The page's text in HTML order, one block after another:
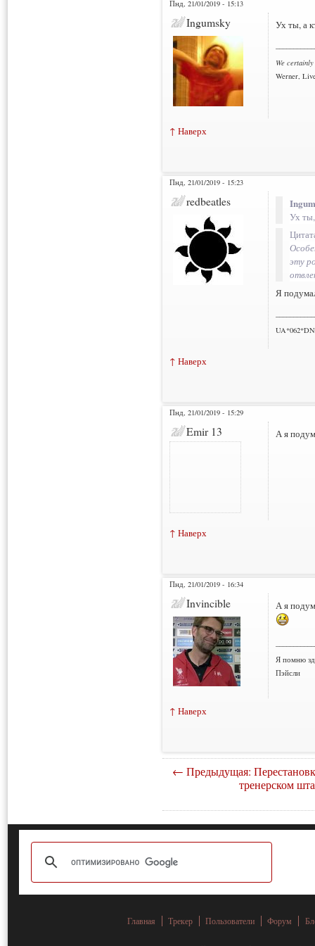
Пнд, 21/01/2019 - 15:13
Ingumsky Ух ты, а
We
Werner,
↑ Наверх
Пнд, 21/01/2019 - 15:23
redbeatles
Ух
эту
Я
UA*062*DN
↑ Наверх
Пнд, 21/01/2019 - 15:29
Emir 13 А я
↑ Наверх
Пнд, 21/01/2019 - 16:34
Invincible А я
Я помню
Пэйсли
↑ Наверх
← Предыдущая:
тренерском
Главная Трекер Пользователи Форум